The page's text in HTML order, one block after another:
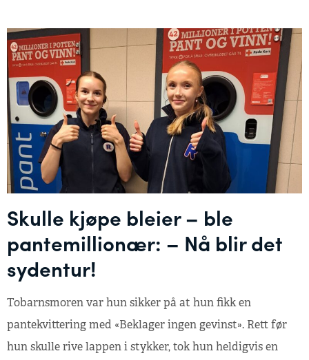
Skulle kjøpe bleier – ble
pantemillionær: – Nå blir det
sydentur!
Tobarnsmoren var hun sikker på at hun fikk en
pantekvittering med «Beklager ingen gevinst». Rett før
hun skulle rive lappen i stykker, tok hun heldigvis en